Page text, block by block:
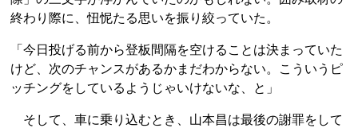
終わり際に、忸怩たる思いを振り絞っていた。
「今日投げる前から登板間隔を空けることは決まっていた
けど、次のチャンスがあるかまだわからない。こういうピ
ッチングをしているようじゃいけないな、と」
そして、車に乗り込むとき、山本昌は最後の謝罪をして